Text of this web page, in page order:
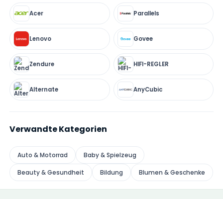
Acer Parallels
Lenovo Govee
Zendure HIFI-REGLER
Alternate AnyCubic
Verwandte Kategorien
Auto & Motorrad Baby & Spielzeug
Beauty & Gesundheit Bildung Blumen & Geschenke